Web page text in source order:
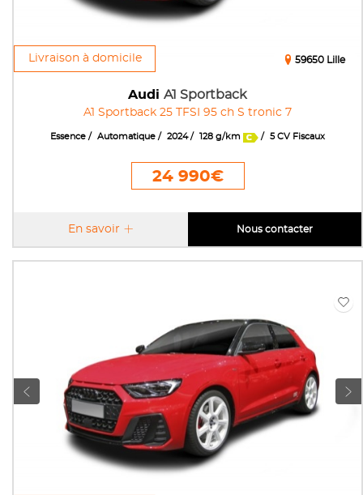
Livraison à domicile
Audi A1 Sportback
A1 Sportback 25 TFSI 95 ch S tronic 7
59650 Lille
Essence Automatique 2024 128 g/km 5 CV Fiscaux
24 990€
En savoir Nous contacter